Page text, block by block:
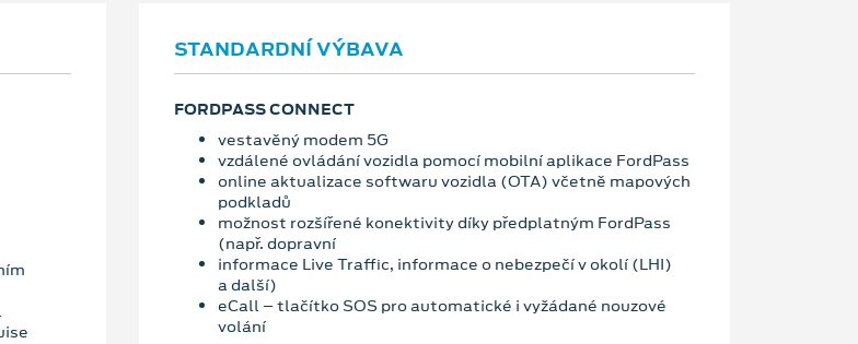
STANDARDNÍ VÝBAVA
FORDPASS CONNECT
vestavěný modem 5G
vzdálené ovládání vozidla pomocí mobilní aplikace FordPass
online aktualizace softwaru vozidla (OTA) včetně mapových
podkladů
možnost rozšířené konektivity díky předplatným FordPass
(např. dopravní
informace Live Traffic, informace o nebezpečí v okolí (LHI)
a další)
eCall – tlačítko SOS pro automatické i vyžádané nouzové
volání